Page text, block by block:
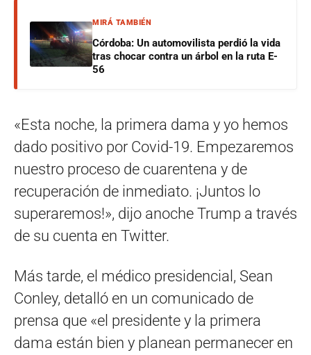
MIRÁ TAMBIÉN
Córdoba: Un automovilista perdió la vida
tras chocar contra un árbol en la ruta E-
56
«Esta noche, la primera dama y yo hemos
dado positivo por Covid-19. Empezaremos
nuestro proceso de cuarentena y de
recuperación de inmediato. ¡Juntos lo
superaremos!», dijo anoche Trump a través
de su cuenta en Twitter.
Más tarde, el médico presidencial, Sean
Conley, detalló en un comunicado de
prensa que «el presidente y la primera
dama están bien y planean permanecer en